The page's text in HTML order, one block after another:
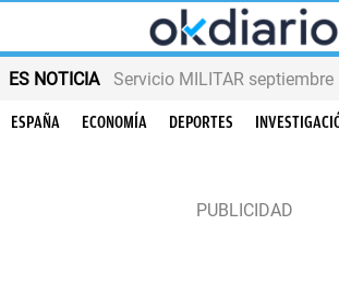
ES NOTICIA Servicio MILITAR septiembre
ESPAÑA ECONOMÍA DEPORTES